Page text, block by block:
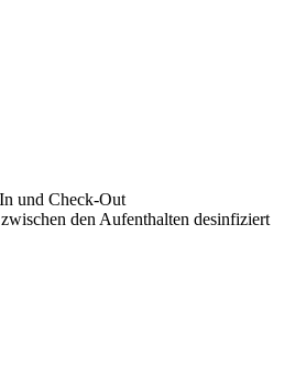
und Check-Out
den Aufenthalten desinfiziert